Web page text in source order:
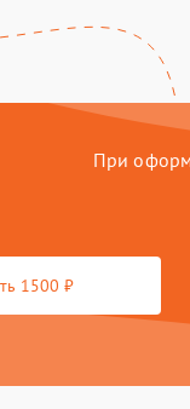
При
1500 ₽